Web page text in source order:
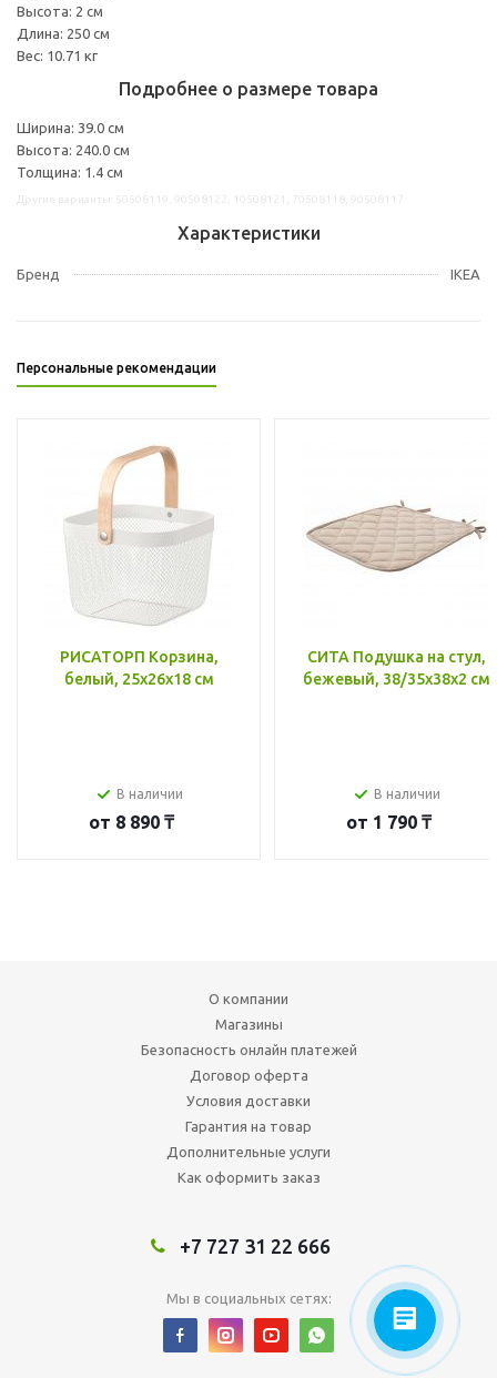
Высота: 2 см
Длина: 250 см
Вес: 10.71 кг
Подробнее о размере товара
Ширина: 39.0 см
Высота: 240.0 см
Толщина: 1.4 см
Характеристики
Бренд IKEA
Персональные рекомендации
РИСАТОРП Корзина,
белый, 25x26x18 см
В наличии
от 8 890 ₸
СИТА Подушка на стул,
бежевый, 38/35x38x2 см
В наличии
от 1 790 ₸
О компании
Магазины
Безопасность онлайн платежей
Договор оферта
Условия доставки
Гарантия на товар
Дополнительные услуги
Как оформить заказ
+7 727 31 22 666
Мы в социальных сетях: